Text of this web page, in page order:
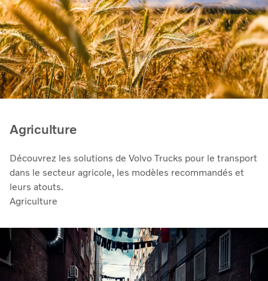
Agriculture
Découvrez les solutions de Volvo Trucks pour le transport
dans le secteur agricole, les modèles recommandés et
leurs atouts.
Agriculture